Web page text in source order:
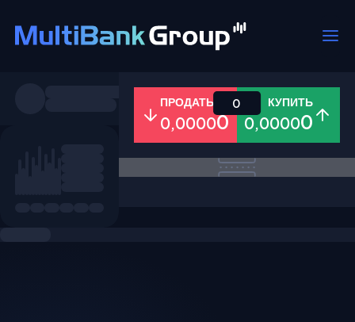
Все Форекс Металлы
ПРОДАТЬ
0,00000
КУПИТЬ
0,00000
0